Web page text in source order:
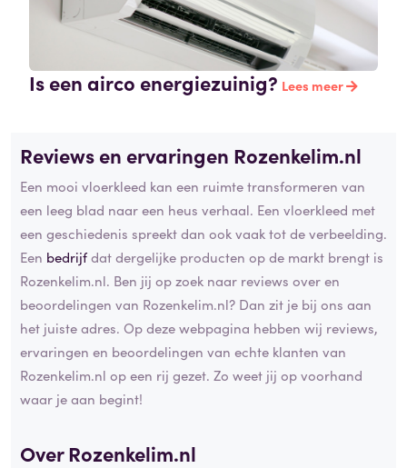
Is een airco energiezuinig? Lees meer
Reviews en ervaringen Rozenkelim.nl
Een mooi vloerkleed kan een ruimte transformeren van
een leeg blad naar een heus verhaal. Een vloerkleed met
een geschiedenis spreekt dan ook vaak tot de verbeelding.
Een bedrijfdat dergelijke producten op de markt brengt is
Rozenkelim.nl. Ben jij op zoek naar reviews over en
beoordelingen van Rozenkelim.nl? Dan zit je bij ons aan
het juiste adres. Op deze webpagina hebben wij reviews,
ervaringen en beoordelingen van echte klanten van
Rozenkelim.nl op een rij gezet. Zo weet jij op voorhand
waar je aan begint!
Over Rozenkelim.nl